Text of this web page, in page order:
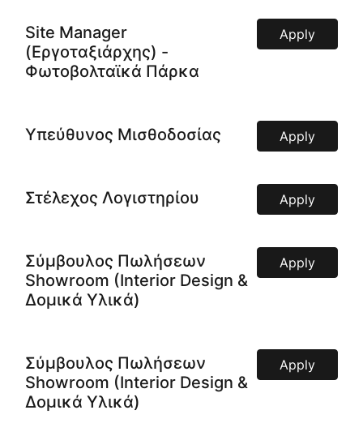
Site Manager
(Εργοταξιάρχης) -
Φωτοβολταϊκά Πάρκα
Apply
Υπεύθυνος Μισθοδοσίας Apply
Στέλεχος Λογιστηρίου Apply
Σύμβουλος Πωλήσεων
Showroom (Interior Design &
Δομικά Υλικά)
Apply
Σύμβουλος Πωλήσεων
Showroom (Interior Design &
Δομικά Υλικά)
Apply